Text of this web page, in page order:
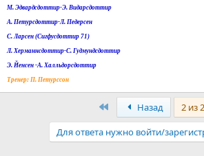
М. Эдвардсдоттир-Э. Видарсдоттир
А. Петурсдоттир-Л. Педерсен
С. Ларсен (Сигфусдоттир 71)
Л. Херманнсдоттир-С. Гудмундсдоттир
Э. Йенсен -А. Халльдорсдоттир
Тренер: П. Петурссон
ПервыйНазад
2 из 2
Для ответа нужно войти/